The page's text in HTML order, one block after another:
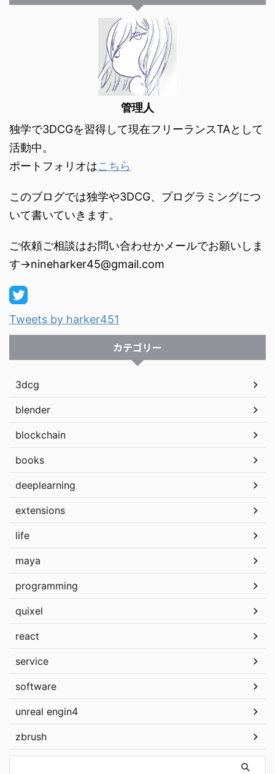
管理人
独学で3DCGを習得して現在フリーランスTAとして
活動中。
ポートフォリオはこちら
このブログでは独学や3DCG、プログラミングにつ
いて書いていきます。
ご依頼ご相談はお問い合わせかメールでお願いしま
す→nineharker45@gmail.com
Tweets by harker451
カテゴリー
3dcg
blender
blockchain
books
deeplearning
extensions
life
maya
programming
quixel
react
service
software
unreal engin4
zbrush